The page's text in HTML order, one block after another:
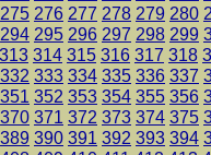
275 276 277 278 279 280
294 295 296 297 298 299
313 314 315 316 317 318
332 333 334 335 336 337
351 352 353 354 355 356
370 371 372 373 374 375
389 390 391 392 393 394